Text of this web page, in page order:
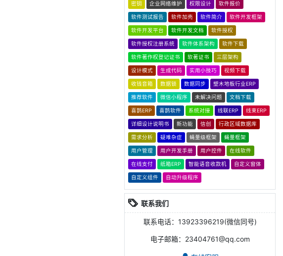
密钥 企业网络维护 权限设计 软件报价
软件测试报告 软件加壳 软件简介 软件开发框架
软件开发平台 软件开发文档 软件授权
软件授权注册系统 软件体系架构 软件下载
软件著作权登记证书 软著证书 三层架构
设计模式 生成代码 实用小技巧 视频下载
收钱音箱 数据锁 数据同步 塑木地板行业ERP
推荐软件 微信小程序 未解决问题 文档下载
喜鹊ERP 喜鹊软件 系统对接 线联ERP 线束ERP
详细设计说明书 新功能 信创 行政区域数据库
需求分析 疑难杂症 蝇量级框架 蝇量框架
用户管理 用户开发手册 用户控件 在线软件
在线支付 纸箱ERP 智能语音收款机 自定义窗体
自定义组件 自动升级程序
联系我们
联系电话：13923396219(微信同号)
电子邮箱：23404761@qq.com